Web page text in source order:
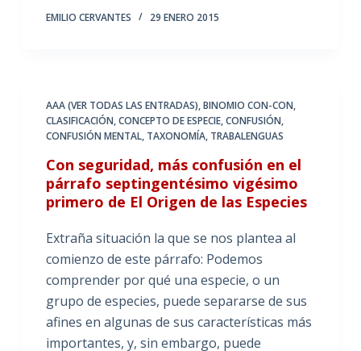
EMILIO CERVANTES 29 ENERO 2015
AAA (VER TODAS LAS ENTRADAS),BINOMIO CON-CON,
CLASIFICACIÓN,CONCEPTO DE ESPECIE,CONFUSIÓN,
CONFUSIÓN MENTAL, TAXONOMÍA, TRABALENGUAS
Con seguridad, más confusión en el
párrafo septingentésimo vigésimo
primero de El Origen de las Especies
Extraña situación la que se nos plantea al
comienzo de este párrafo: Podemos
comprender por qué una especie, o un
grupo de especies, puede separarse de sus
afines en algunas de sus características más
importantes, y, sin embargo, puede